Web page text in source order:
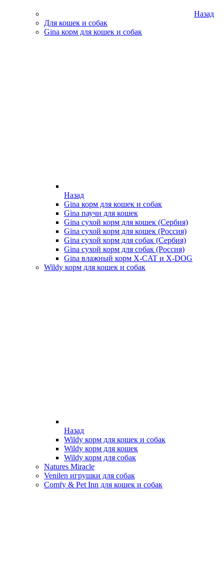
Назад
Для кошек и собак
Gina корм для кошек и собак
Назад
Gina корм для кошек и собак
Gina паучи для кошек
Gina сухой корм для кошек (Сербия)
Gina сухой корм для кошек (Россия)
Gina сухой корм для собак (Сербия)
Gina сухой корм для собак (Россия)
Gina влажный корм X-CAT и X-DOG
Wildy корм для кошек и собак
Назад
Wildy корм для кошек и собак
Wildy корм для кошек
Wildy корм для собак
Natures Miracle
Venilen игрушки для собак
Comfy & Pet Inn для кошек и собак